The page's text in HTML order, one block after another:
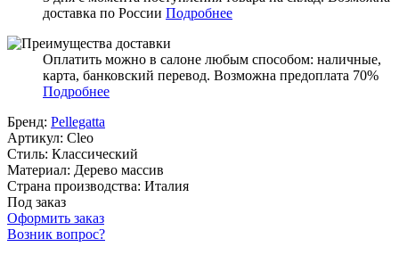
доставка по России Подробнее
Оплатить можно в салоне любым способом: наличные,
карта, банковский перевод. Возможна предоплата 70%
Подробнее
Бренд: Pellegatta
Артикул: Cleo
Стиль: Классический
Материал: Дерево массив
Страна производства: Италия
Под заказ
Оформить заказ
Возник вопрос?